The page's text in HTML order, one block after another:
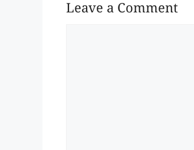
Leave a Comment